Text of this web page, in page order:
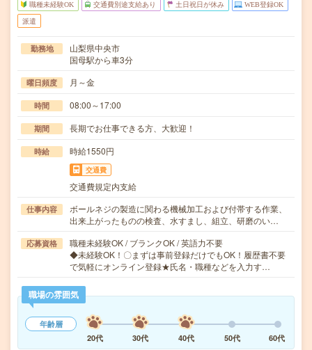
職種未経験OK 交通費別途支給あり 土日祝日が休み WEB登録OK
派遣
勤務地
山梨県中央市
国母駅から車3分
曜日頻度 月～金
時間 08:00～17:00
期間 長期でお仕事できる方、大歓迎！
時給 時給1550円
交通費
交通費規定内支給
仕事内容
ボールネジの製造に関わる機械加工および付帯する作業、
出来上がったものの検査、水すまし、組立、研磨のい…
応募資格
職種未経験OK / ブランクOK / 英語力不要
◆未経験OK！〇まずは事前登録だけでもOK！履歴書不要
で気軽にオンライン登録★氏名・職種などを入力す…
職場の雰囲気
年齢層
20代
30代 40代 50代 60代